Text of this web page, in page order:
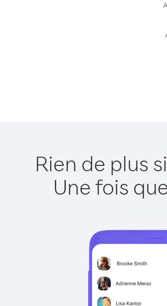
Rien de plus
Une fois